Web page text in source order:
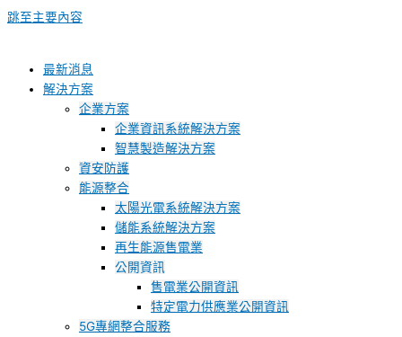
跳至主要內容
最新消息
解決方案
企業方案
企業資訊系統解決方案
智慧製造解決方案
資安防護
能源整合
太陽光電系統解決方案
儲能系統解決方案
再生能源售電業
公開資訊
售電業公開資訊
特定電力供應業公開資訊
5G專網整合服務